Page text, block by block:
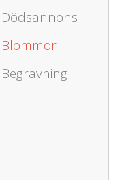
Dödsannons
Blommor
Begravning